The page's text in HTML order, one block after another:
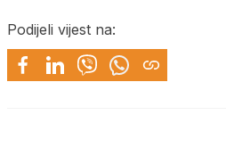
Podijeli vijest na: